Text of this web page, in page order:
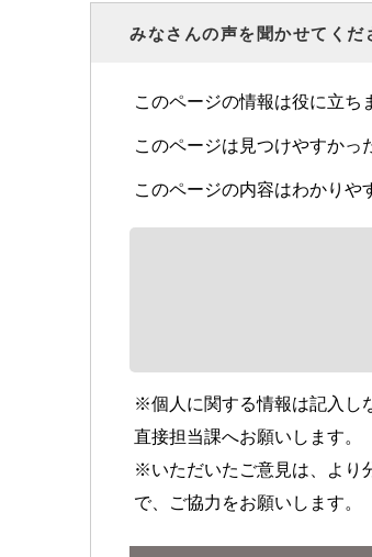
みなさんの声を聞かせてくだ
このページの情報は役に立ち
このページは見つけやすかっ
このページの内容はわかりや
※個人に関する情報は記入し
直接担当課へお願いします。
※いただいたご意見は、より
で、ご協力をお願いします。